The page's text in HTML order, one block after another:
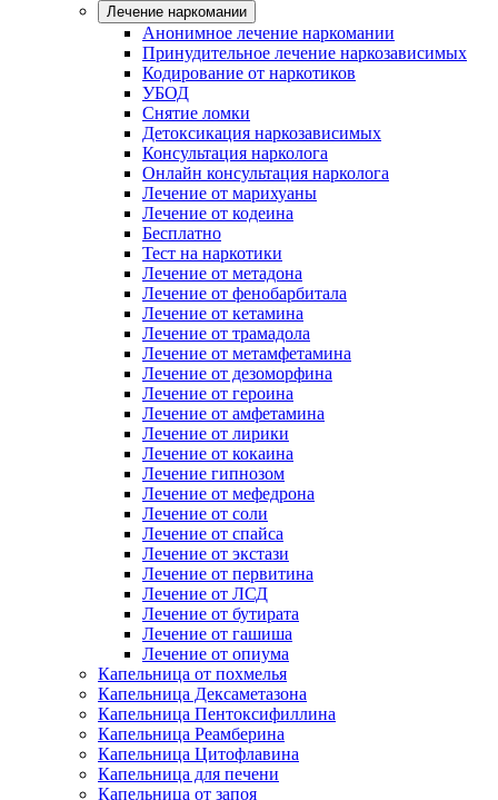
Лечение наркомании
Анонимное лечение наркомании
Принудительное лечение наркозависимых
Кодирование от наркотиков
УБОД
Снятие ломки
Детоксикация наркозависимых
Консультация нарколога
Онлайн консультация нарколога
Лечение от марихуаны
Лечение от кодеина
Бесплатно
Тест на наркотики
Лечение от метадона
Лечение от фенобарбитала
Лечение от кетамина
Лечение от трамадола
Лечение от метамфетамина
Лечение от дезоморфина
Лечение от героина
Лечение от амфетамина
Лечение от лирики
Лечение от кокаина
Лечение гипнозом
Лечение от мефедрона
Лечение от соли
Лечение от спайса
Лечение от экстази
Лечение от первитина
Лечение от ЛСД
Лечение от бутирата
Лечение от гашиша
Лечение от опиума
Капельница от похмелья
Капельница Дексаметазона
Капельница Пентоксифиллина
Капельница Реамберина
Капельница Цитофлавина
Капельница для печени
Капельница от запоя